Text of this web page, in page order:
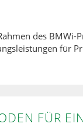
des BMWi-
für
FÜR